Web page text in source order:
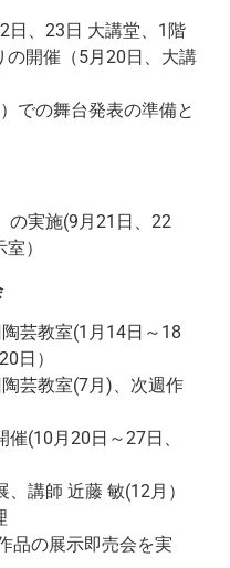
日、23日 大講堂、1階
の開催（5月20日、大講
での舞台発表の準備と
の実施(9月21日、22
）
芸教室(1月14日～18
日）
芸教室(7月)、次週作
(10月20日～27日、
講師 近藤 敏(12月）
品の展示即売会を実